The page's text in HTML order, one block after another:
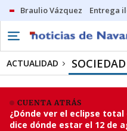
Braulio Vázquez Entrega
ACTUALIDAD SOCIEDAD
CUENTA ATRÁS
¿Dónde ver el eclipse
dice dónde estar el 12 de